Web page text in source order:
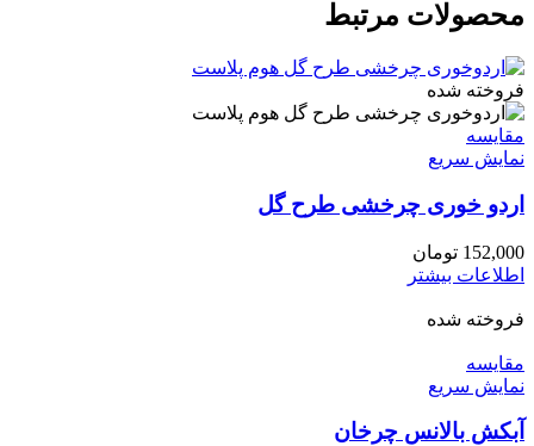
محصولات مرتبط
فروخته شده
مقايسه
نمایش سریع
اردو خوری چرخشی طرح گل
152,000 تومان
اطلاعات بیشتر
فروخته شده
مقايسه
نمایش سریع
آبکش بالانس چرخان